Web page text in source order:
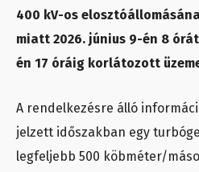
400 kV-os
miatt 2026. június 9-én 8
én 17 óráig korlátozott
A rendelkezésre álló
jelzett időszakban egy
legfeljebb 500 köbméter/